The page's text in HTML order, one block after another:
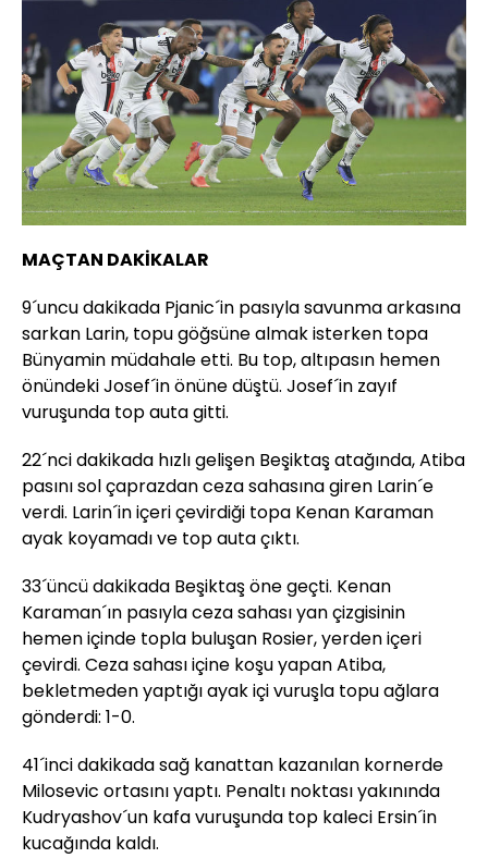
MAÇTAN DAKİKALAR
9´uncu dakikada Pjanic´in pasıyla savunma arkasına
sarkan Larin, topu göğsüne almak isterken topa
Bünyamin müdahale etti. Bu top, altıpasın hemen
önündeki Josef´in önüne düştü. Josef´in zayıf
vuruşunda top auta gitti.
22´nci dakikada hızlı gelişen Beşiktaş atağında, Atiba
pasını sol çaprazdan ceza sahasına giren Larin´e
verdi. Larin´in içeri çevirdiği topa Kenan Karaman
ayak koyamadı ve top auta çıktı.
33´üncü dakikada Beşiktaş öne geçti. Kenan
Karaman´ın pasıyla ceza sahası yan çizgisinin
hemen içinde topla buluşan Rosier, yerden içeri
çevirdi. Ceza sahası içine koşu yapan Atiba,
bekletmeden yaptığı ayak içi vuruşla topu ağlara
gönderdi: 1-0.
41´inci dakikada sağ kanattan kazanılan kornerde
Milosevic ortasını yaptı. Penaltı noktası yakınında
Kudryashov´un kafa vuruşunda top kaleci Ersin´in
kucağında kaldı.